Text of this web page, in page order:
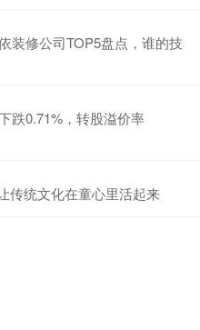
装修公司TOP5盘点，谁的技
跌0.71%，转股溢价率
传统文化在童心里活起来